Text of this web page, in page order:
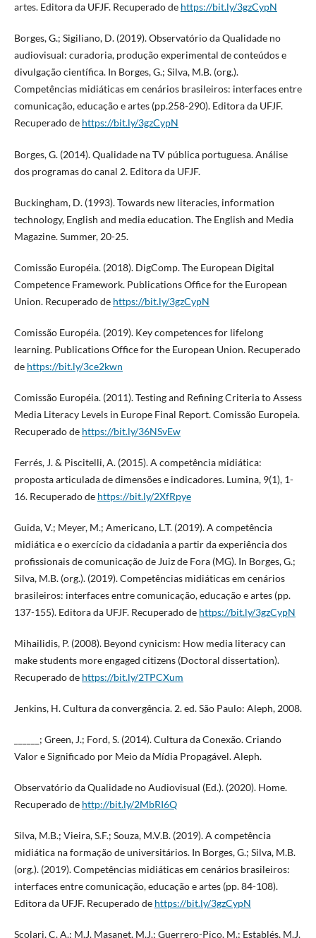
artes. Editora da UFJF. Recuperado de https://bit.ly/3gzCypN
Borges, G.; Sigiliano, D. (2019). Observatório da Qualidade no
audiovisual: curadoria, produção experimental de conteúdos e
divulgação científica. In Borges, G.; Silva, M.B. (org.).
Competências midiáticas em cenários brasileiros: interfaces entre
comunicação, educação e artes (pp.258-290). Editora da UFJF.
Recuperado de https://bit.ly/3gzCypN
Borges, G. (2014). Qualidade na TV pública portuguesa. Análise
dos programas do canal 2. Editora da UFJF.
Buckingham, D. (1993). Towards new literacies, information
technology, English and media education. The English and Media
Magazine. Summer, 20-25.
Comissão Européia. (2018). DigComp. The European Digital
Competence Framework. Publications Office for the European
Union. Recuperado de https://bit.ly/3gzCypN
Comissão Européia. (2019). Key competences for lifelong
learning. Publications Office for the European Union. Recuperado
de https://bit.ly/3ce2kwn
Comissão Européia. (2011). Testing and Refining Criteria to Assess
Media Literacy Levels in Europe Final Report. Comissão Europeia.
Recuperado de https://bit.ly/36NSvEw
Ferrés, J. & Piscitelli, A. (2015). A competência midiática:
proposta articulada de dimensões e indicadores. Lumina, 9(1), 1-
16. Recuperado de https://bit.ly/2XfRpye
Guida, V.; Meyer, M.; Americano, L.T. (2019). A competência
midiática e o exercício da cidadania a partir da experiência dos
profissionais de comunicação de Juiz de Fora (MG). In Borges, G.;
Silva, M.B. (org.). (2019). Competências midiáticas em cenários
brasileiros: interfaces entre comunicação, educação e artes (pp.
137-155). Editora da UFJF. Recuperado de https://bit.ly/3gzCypN
Mihailidis, P. (2008). Beyond cynicism: How media literacy can
make students more engaged citizens (Doctoral dissertation).
Recuperado de https://bit.ly/2TPCXum
Jenkins, H. Cultura da convergência. 2. ed. São Paulo: Aleph, 2008.
______; Green, J.; Ford, S. (2014). Cultura da Conexão. Criando
Valor e Significado por Meio da Mídia Propagável. Aleph.
Observatório da Qualidade no Audiovisual (Ed.). (2020). Home.
Recuperado de http://bit.ly/2MbRI6Q
Silva, M.B.; Vieira, S.F.; Souza, M.V.B. (2019). A competência
midiática na formação de universitários. In Borges, G.; Silva, M.B.
(org.). (2019). Competências midiáticas em cenários brasileiros:
interfaces entre comunicação, educação e artes (pp. 84-108).
Editora da UFJF. Recuperado de https://bit.ly/3gzCypN
Scolari, C. A.; M.J. Masanet, M.J.; Guerrero-Pico, M.; Establés, M.J.